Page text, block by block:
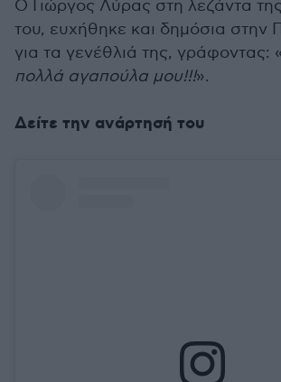
Ο Γιώργος Λύρας στη λεζάντα
του, ευχήθηκε και δημόσια στην
για τα γενέθλιά της, γράφοντας: «
πολλά αγαπούλα μου!!!».
Δείτε την ανάρτησή του